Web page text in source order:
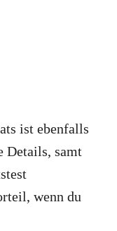
ist ebenfalls
Details, samt
wenn du